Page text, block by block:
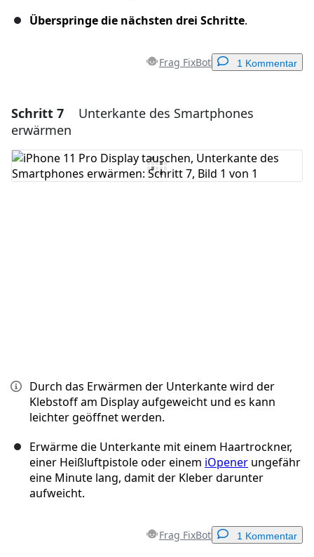
Überspringe die nächsten drei Schritte.
Frag FixBot 1 Kommentar
Einen Kommentar hinzufügen
Kommentar hinzufügen
Schritt 7
Unterkante des Smartphones
erwärmen
Durch das Erwärmen der Unterkante wird der
Klebstoff am Display aufgeweicht und es kann
leichter geöffnet werden.
Erwärme die Unterkante mit einem Haartrockner,
einer Heißluftpistole oder einem iOpener ungefähr
eine Minute lang, damit der Kleber darunter
aufweicht.
Frag FixBot 1 Kommentar